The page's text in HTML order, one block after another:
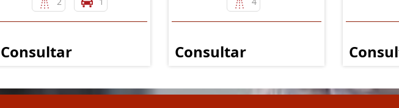
Consultar Consultar